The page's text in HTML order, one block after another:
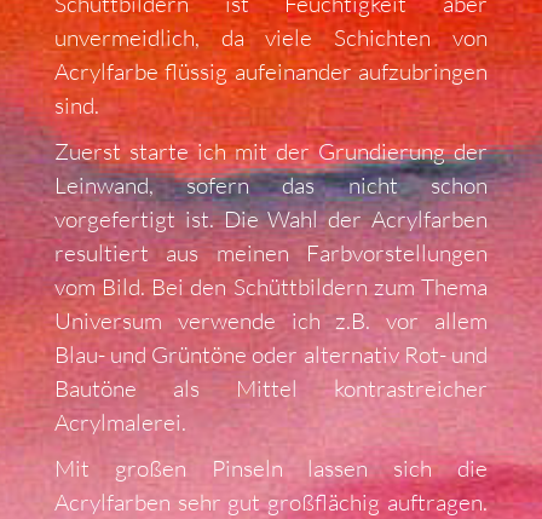
unvermeidlich, da viele Schichten von
Acrylfarbe flüssig aufeinander aufzubringen
sind.
Zuerst starte ich mit der Grundierung der
Leinwand, sofern das nicht schon
vorgefertigt ist. Die Wahl der Acrylfarben
resultiert aus meinen Farbvorstellungen
vom Bild. Bei den Schüttbildern zum Thema
Universum verwende ich z.B. vor allem
Blau- und Grüntöne oder alternativ Rot- und
Bautöne als Mittel kontrastreicher
Acrylmalerei.
Mit großen Pinseln lassen sich die
Acrylfarben sehr gut großflächig auftragen.